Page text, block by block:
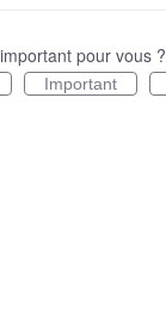
pour vous ?
Important